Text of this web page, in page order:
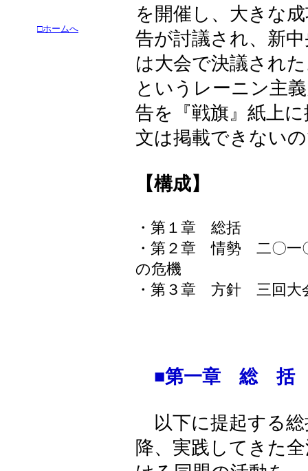
□ホームへ
を開催し、大きな
告が討議され、新
は大会で決議され
というレーニン主
告を『戦旗』紙上
文は掲載できない
【構成】
・第１章 総括
・第２章 情勢 二〇一
の危機
・第３章 方針 三回大
■第一章 総 括
以下に提起する総
降、実践してきた